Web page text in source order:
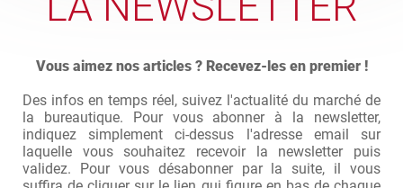
Vous aimez nos articles ? Recevez-les en premier !
Des infos en temps réel, suivez l'actualité du marché de
la bureautique. Pour vous abonner à la newsletter,
indiquez simplement ci-dessus l'adresse email sur
laquelle vous souhaitez recevoir la newsletter puis
validez. Pour vous désabonner par la suite, il vous